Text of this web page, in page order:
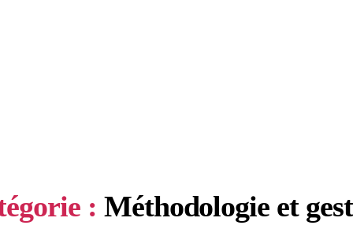
: Méthodologie et